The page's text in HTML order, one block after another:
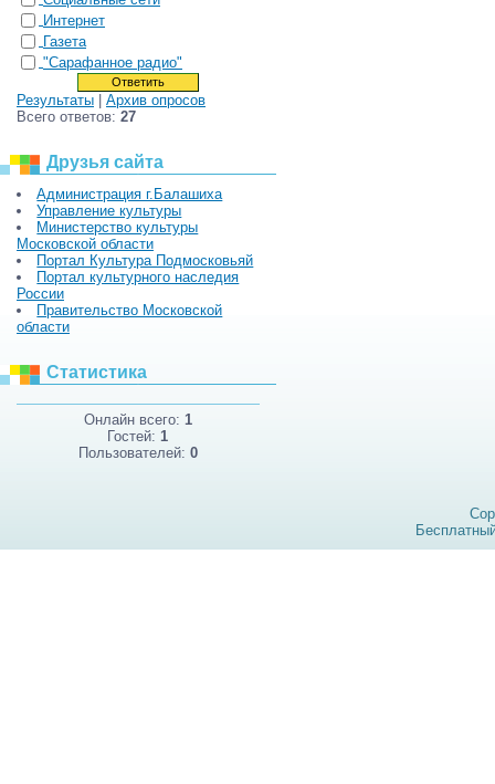
Интернет
Газета
"Сарафанное радио"
Результаты
Архив опросов
Всего ответов: 27
Друзья сайта
Администрация г.Балашиха
Управление культуры
Министерство культуры
Московской области
Портал Культура Подмосковьяй
Портал культурного наследия
России
Правительство Московской
области
Статистика
Онлайн всего: 1
Гостей:1
Пользователей: 0